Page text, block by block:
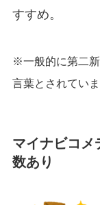
すすめ。
※一般的に第二
言葉とされてい
マイナビコメ
数あり